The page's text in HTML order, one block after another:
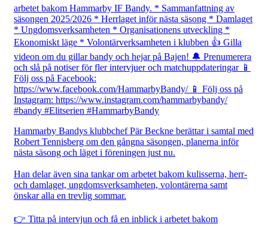
Hammarby Bandys klubbchef Pär Beckne berättar i samtal med
Robert Tennisberg om den gångna säsongen, planerna inför
nästa säsong och läget i föreningen just nu.
Han delar även sina tankar om arbetet bakom kulisserna, herr-
och damlaget, ungdomsverksamheten, volontärerna samt
önskar alla en trevlig sommar.
👉 Titta på intervjun och få en inblick i arbetet bakom